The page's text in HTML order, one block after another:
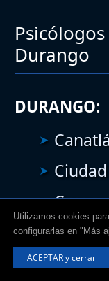
Durango
DURANGO:
Utilizamos cookies
configurarlas en "Más
ACEPTAR y cerrar